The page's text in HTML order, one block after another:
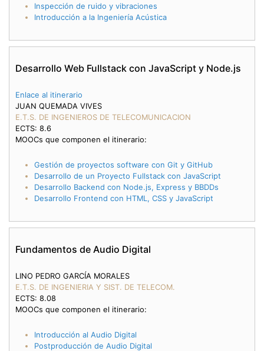
Inspección de ruido y vibraciones
Introducción a la Ingeniería Acústica
Desarrollo Web Fullstack con JavaScript y Node.js
Enlace al itinerario
JUAN QUEMADA VIVES
E.T.S. DE INGENIEROS DE TELECOMUNICACION
ECTS: 8.6
MOOCs que componen el itinerario:
Gestión de proyectos software con Git y GitHub
Desarrollo de un Proyecto Fullstack con JavaScript
Desarrollo Backend con Node.js, Express y BBDDs
Desarrollo Frontend con HTML, CSS y JavaScript
Fundamentos de Audio Digital
LINO PEDRO GARCÍA MORALES
E.T.S. DE INGENIERIA Y SIST. DE TELECOM.
ECTS: 8.08
MOOCs que componen el itinerario:
Introducción al Audio Digital
Postproducción de Audio Digital